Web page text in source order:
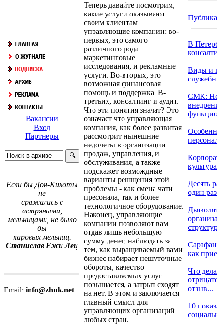
Вакансии
Вход
Партнеры
Если бы Дон-Кихоты
не
сражались с
ветряными,
мельницами, не было
бы
паровых мельниц.
Станислав Ежи Лец
Email: info@zhuk.net
Теперь давайте посмотрим,
какие услуги оказывают
своим клиентам
управляющие компании: во-
первых, это самого
различного рода
маркетинговые
исследования, и рекламные
услуги. Во-вторых, это
возможная финансовая
помощь и поддержка. В-
третьих, консалтинг и аудит.
Что эти понятия значат? Это
означает что управляющая
компания, как более развитая
рассмотрит нынешние
недочеты в организации
продаж, управления, и
обслуживания, а также
подскажет возмождные
варианты решщения этой
проблемы - как смена чати
пресонала, так и более
технологичное оборудование.
Наконец, управляющие
компании позволяют вам
отдав лишь небольшую
сумму денег, наблюдать за
тем, как выращиваемый вами
бизнес набирает нешуточные
обороты, качество
предоставляемых услуг
повышается, а затрыт сходят
на нет. В этом и заключается
главный смысл для
управляющих организаций
любых стран.
В
Виды и
СМК:
культура
Десять
один
структур
как
Что
отзыв...
10